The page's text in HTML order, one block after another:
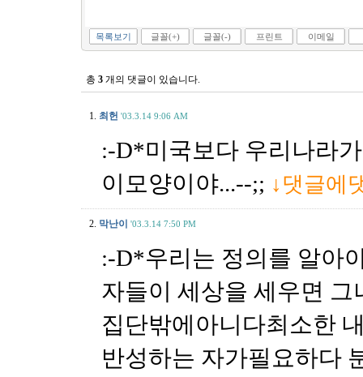
목록보기 글꼴(+) 글꼴(-) 프린트 이메일
총 3 개의 댓글이 있습니다.
1. 최헌 '03.3.14 9:06 AM
:-D*미국보다 우리나라
이모양이야...--;; ↓댓글에
2. 막난이 '03.3.14 7:50 PM
:-D*우리는 정의를 알아
자들이 세상을 세우면
집단밖에아니다최소한
반성하는 자가필요하다